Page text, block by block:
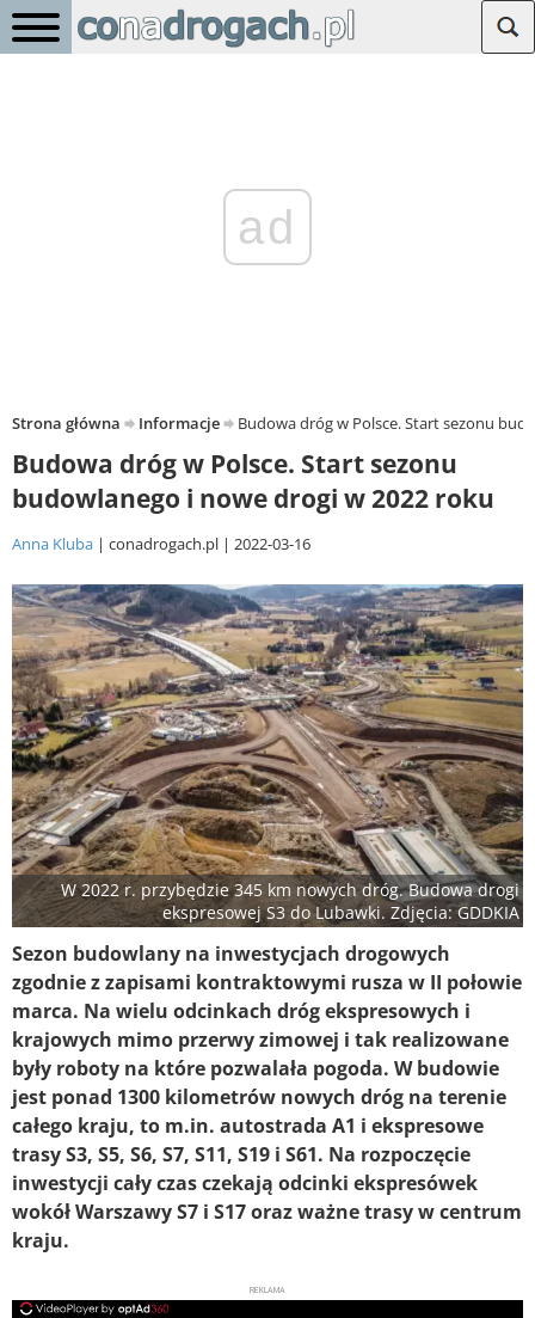
ad
Strona główna Informacje Budowa dróg w Polsce. Start sezonu
Budowa dróg w Polsce. Start sezonu
budowlanego i nowe drogi w 2022 roku
Anna Kluba conadrogach.pl 2022-03-16
W 2022 r. przybędzie 345 km nowych dróg. Budowa drogi
ekspresowej S3 do Lubawki. Zdjęcia: GDDKIA
Sezon budowlany na inwestycjach drogowych
zgodnie z zapisami kontraktowymi rusza w II połowie
marca. Na wielu odcinkach dróg ekspresowych i
krajowych mimo przerwy zimowej i tak realizowane
były roboty na które pozwalała pogoda. W budowie
jest ponad 1300 kilometrów nowych dróg na terenie
całego kraju, to m.in. autostrada A1 i ekspresowe
trasy S3, S5, S6, S7, S11, S19 i S61. Na rozpoczęcie
inwestycji cały czas czekają odcinki ekspresówek
wokół Warszawy S7 i S17 oraz ważne trasy w centrum
kraju.
REKLAMA